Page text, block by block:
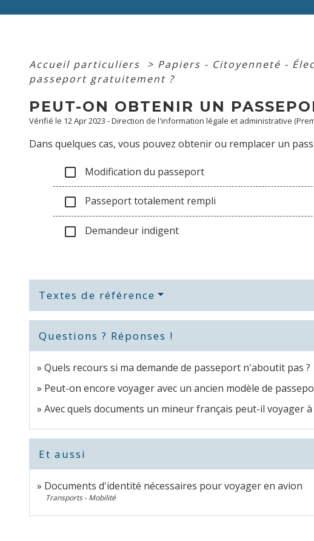
Accueil particuliers > Papiers - Citoyenneté -
passeport gratuitement ?
PEUT-ON OBTENIR UN
Vérifié le 12 Apr 2023 - Direction de l'information légale et administrative
Dans quelques cas, vous pouvez obtenir ou remplacer un
check_box_outline_blank Modification du passeport
check_box_outline_blank Passeport totalement rempli
check_box_outline_blank Demandeur indigent
Textes de référence
Questions ? Réponses !
Quels recours si ma demande de passeport n'aboutit pas ?
Peut-on encore voyager avec un ancien modèle de
Avec quels documents un mineur français peut-il voyager
Et aussi
Documents d'identité nécessaires pour voyager en avion
Transports - Mobilité